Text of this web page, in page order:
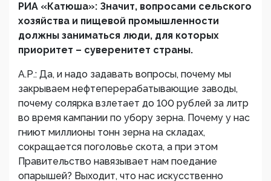
РИА «Катюша»: Значит, вопросами сельского
хозяйства и пищевой промышленности
должны заниматься люди, для которых
приоритет – суверенитет страны.
А.Р.: Да, и надо задавать вопросы, почему мы
закрываем нефтеперерабатывающие заводы,
почему солярка взлетает до 100 рублей за литр
во время кампании по убору зерна. Почему у нас
гниют миллионы тонн зерна на складах,
сокращается поголовье скота, а при этом
Правительство навязывает нам поедание
опарышей? Выходит, что нас искусственно